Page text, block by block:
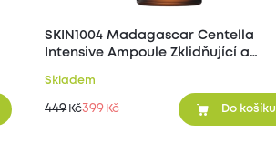
SKIN1004 Madagascar Centella
Intensive Ampoule Zklidňující a
Skladem
449 Kč399 Kč Do košíku